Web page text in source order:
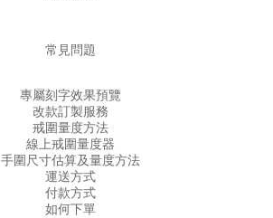
常見問題
專屬刻字效果預覽
改款訂製服務
戒圍量度方法
線上戒圍量度器
手圍尺寸估算及量度方法
運送方式
付款方式
如何下單